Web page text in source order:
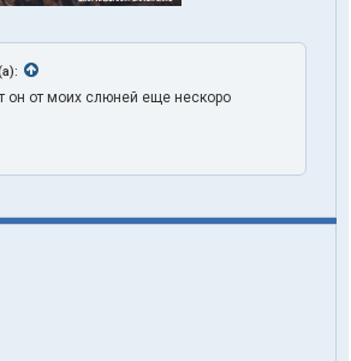
он от моих слюней еще нескоро